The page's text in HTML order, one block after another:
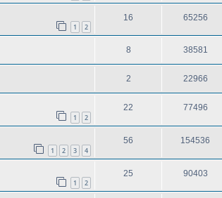
1 2
16 65256
8 38581
2 22966
1 2
22 77496
1 2 3 4
56 154536
1 2
25 90403